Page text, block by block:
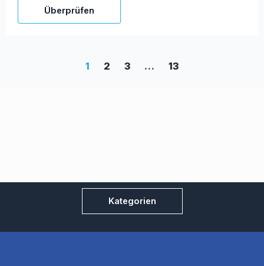
Überprüfen
1 2 3 … 13
Kategorien